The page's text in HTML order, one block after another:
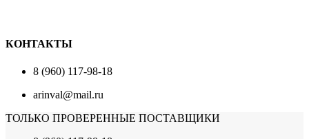
КОНТАКТЫ
8 (960) 117-98-18
arinval@mail.ru
ТОЛЬКО ПРОВЕРЕННЫЕ ПОСТАВЩИКИ